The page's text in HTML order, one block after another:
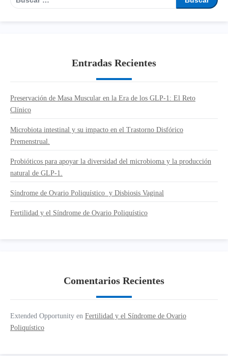
Entradas Recientes
Preservación de Masa Muscular en la Era de los GLP-1: El Reto
Clínico
Microbiota intestinal y su impacto en el Trastorno Disfórico
Premenstrual.
Probióticos para apoyar la diversidad del microbioma y la producción
natural de GLP-1.
Síndrome de Ovario Poliquístico y Disbiosis Vaginal
Fertilidad y el Síndrome de Ovario Poliquístico
Comentarios Recientes
Extended Opportunity en Fertilidad y el Síndrome de Ovario
Poliquístico